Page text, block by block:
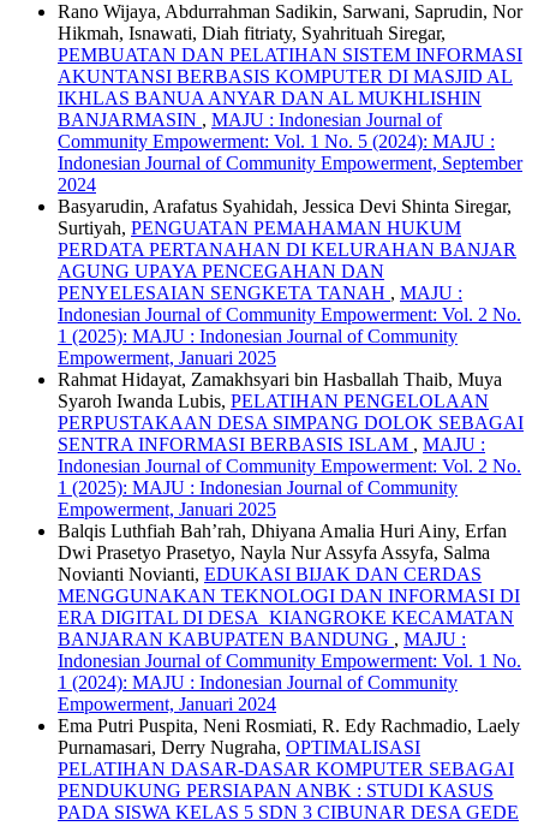
Rano Wijaya, Abdurrahman Sadikin, Sarwani, Saprudin, Nor
Hikmah, Isnawati, Diah fitriaty, Syahrituah Siregar,
PEMBUATAN DAN PELATIHAN SISTEM INFORMASI
AKUNTANSI BERBASIS KOMPUTER DI MASJID AL
IKHLAS BANUA ANYAR DAN AL MUKHLISHIN
BANJARMASIN , MAJU : Indonesian Journal of
Community Empowerment: Vol. 1 No. 5 (2024): MAJU :
Indonesian Journal of Community Empowerment, September
2024
Basyarudin, Arafatus Syahidah, Jessica Devi Shinta Siregar,
Surtiyah, PENGUATAN PEMAHAMAN HUKUM
PERDATA PERTANAHAN DI KELURAHAN BANJAR
AGUNG UPAYA PENCEGAHAN DAN
PENYELESAIAN SENGKETA TANAH , MAJU :
Indonesian Journal of Community Empowerment: Vol. 2 No.
1 (2025): MAJU : Indonesian Journal of Community
Empowerment, Januari 2025
Rahmat Hidayat, Zamakhsyari bin Hasballah Thaib, Muya
Syaroh Iwanda Lubis, PELATIHAN PENGELOLAAN
PERPUSTAKAAN DESA SIMPANG DOLOK SEBAGAI
SENTRA INFORMASI BERBASIS ISLAM , MAJU :
Indonesian Journal of Community Empowerment: Vol. 2 No.
1 (2025): MAJU : Indonesian Journal of Community
Empowerment, Januari 2025
Balqis Luthfiah Bah’rah, Dhiyana Amalia Huri Ainy, Erfan
Dwi Prasetyo Prasetyo, Nayla Nur Assyfa Assyfa, Salma
Novianti Novianti, EDUKASI BIJAK DAN CERDAS
MENGGUNAKAN TEKNOLOGI DAN INFORMASI DI
ERA DIGITAL DI DESA KIANGROKE KECAMATAN
BANJARAN KABUPATEN BANDUNG , MAJU :
Indonesian Journal of Community Empowerment: Vol. 1 No.
1 (2024): MAJU : Indonesian Journal of Community
Empowerment, Januari 2024
Ema Putri Puspita, Neni Rosmiati, R. Edy Rachmadio, Laely
Purnamasari, Derry Nugraha, OPTIMALISASI
PELATIHAN DASAR-DASAR KOMPUTER SEBAGAI
PENDUKUNG PERSIAPAN ANBK : STUDI KASUS
PADA SISWA KELAS 5 SDN 3 CIBUNAR DESA GEDE